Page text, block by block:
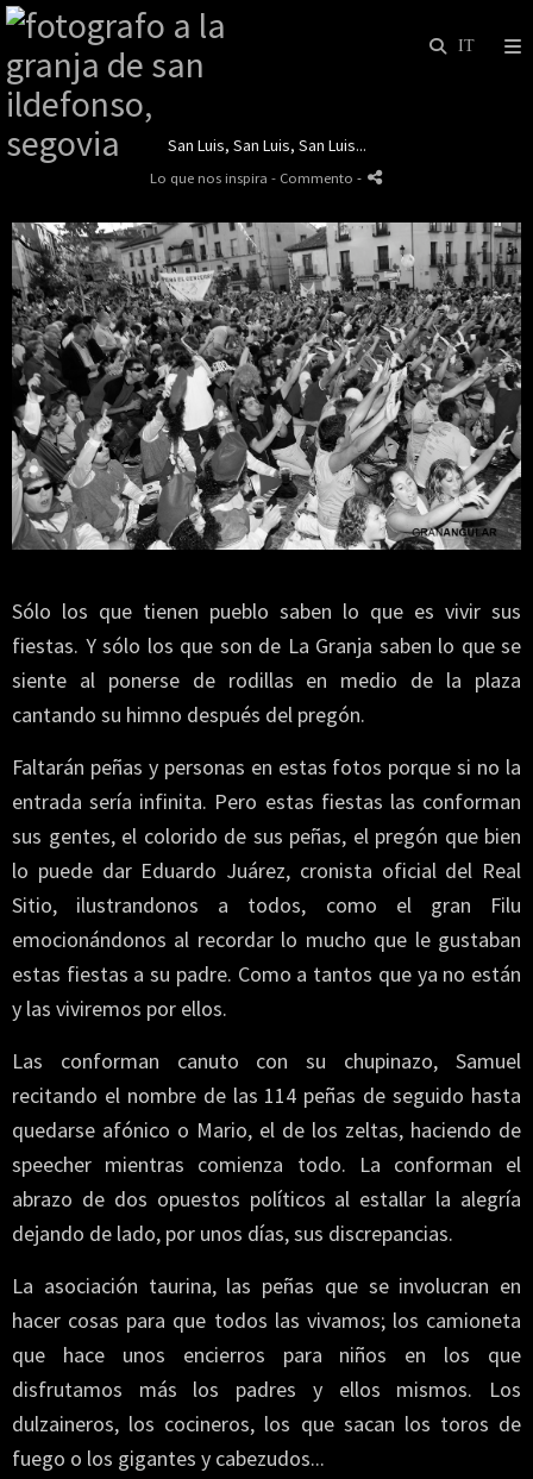
San Luis, San Luis, San Luis...
Lo que nos inspira - Commento -
Sólo los que tienen pueblo saben lo que es vivir sus
fiestas. Y sólo los que son de La Granja saben lo que se
siente al ponerse de rodillas en medio de la plaza
cantando su himno después del pregón.
Faltarán peñas y personas en estas fotos porque si no la
entrada sería infinita. Pero estas fiestas las conforman
sus gentes, el colorido de sus peñas, el pregón que bien
lo puede dar Eduardo Juárez, cronista oficial del Real
Sitio, ilustrandonos a todos, como el gran Filu
emocionándonos al recordar lo mucho que le gustaban
estas fiestas a su padre. Como a tantos que ya no están
y las viviremos por ellos.
Las conforman canuto con su chupinazo, Samuel
recitando el nombre de las 114 peñas de seguido hasta
quedarse afónico o Mario, el de los zeltas, haciendo de
speecher mientras comienza todo. La conforman el
abrazo de dos opuestos políticos al estallar la alegría
dejando de lado, por unos días, sus discrepancias.
La asociación taurina, las peñas que se involucran en
hacer cosas para que todos las vivamos; los camioneta
que hace unos encierros para niños en los que
disfrutamos más los padres y ellos mismos. Los
dulzaineros, los cocineros, los que sacan los toros de
fuego o los gigantes y cabezudos...